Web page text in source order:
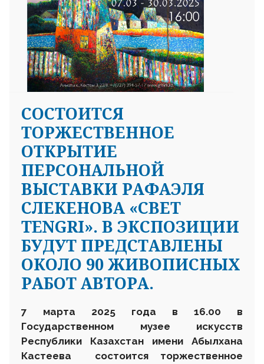
СОСТОИТСЯ
ТОРЖЕСТВЕННОЕ
ОТКРЫТИЕ
ПЕРСОНАЛЬНОЙ
ВЫСТАВКИ РАФАЭЛЯ
СЛЕКЕНОВА «СВЕТ
TENGRI». В ЭКСПОЗИЦИИ
БУДУТ ПРЕДСТАВЛЕНЫ
ОКОЛО 90 ЖИВОПИСНЫХ
РАБОТ АВТОРА.
7 марта 2025 года в 16.00 в
Государственном музее искусств
Республики Казахстан имени Абылхана
Кастеева состоится торжественное